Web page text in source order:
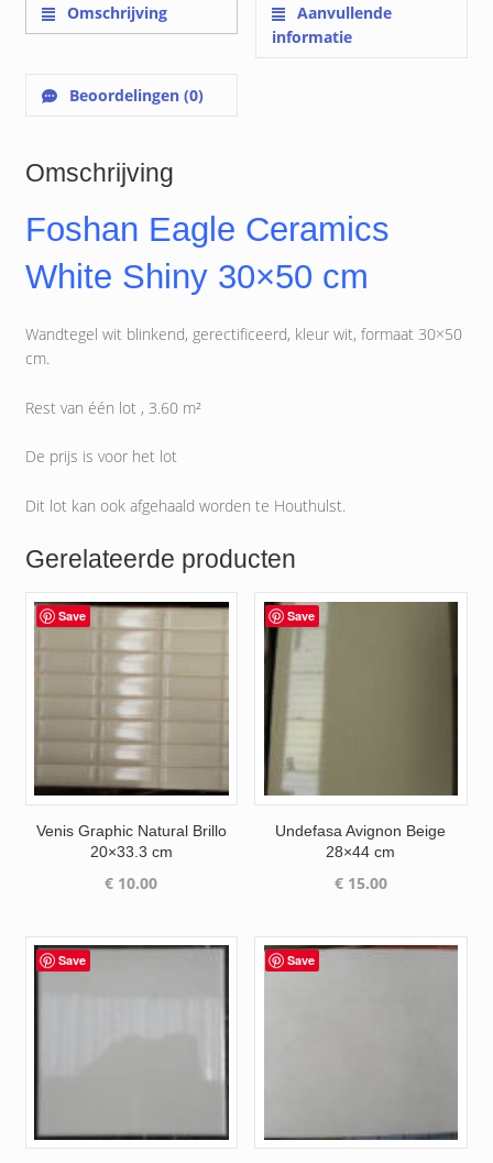
Omschrijving
Aanvullende
informatie
Beoordelingen (0)
Omschrijving
Foshan Eagle Ceramics
White Shiny 30×50 cm
Wandtegel wit blinkend, gerectificeerd, kleur wit, formaat 30×50
cm.
Rest van één lot , 3.60 m²
De prijs is voor het lot
Dit lot kan ook afgehaald worden te Houthulst.
Gerelateerde producten
Save
Venis Graphic Natural Brillo
20×33.3 cm
€ 10.00
Save
Undefasa Avignon Beige
28×44 cm
€15.00
Save Save